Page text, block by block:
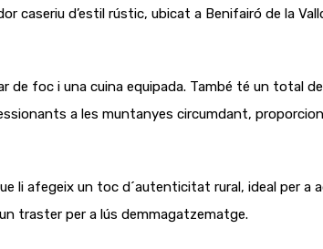
d’estil rústic, ubicat a Benifairó de la
de foc i una cuina equipada. També té un total
a les muntanyes circumdant,
li afegeix un toc d´autenticitat rural, ideal per a
traster per a lús demmagatzematge.